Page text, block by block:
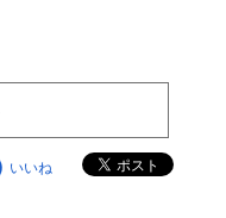
いいね